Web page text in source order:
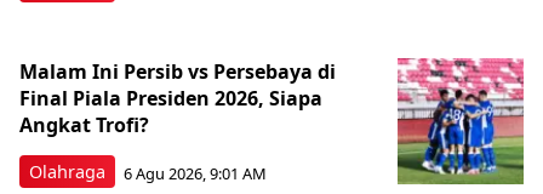
Olahraga
Malam Ini Persib vs Persebaya di
Final Piala Presiden 2026, Siapa
Angkat Trofi?
6 Agu 2026, 9:01 AM